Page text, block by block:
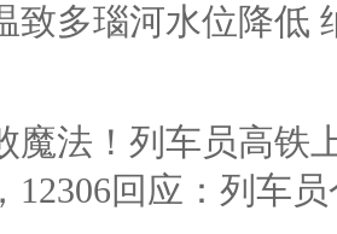
致多瑙河水位降低
魔法！列车员高铁
12306回应：列车